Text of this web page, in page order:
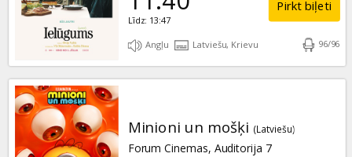
Līdz: 13:47
Pirkt biļeti
Angļu Latviešu, Krievu 96/96
Minioni un mošķi (Latviešu)
Forum Cinemas, Auditorija 7